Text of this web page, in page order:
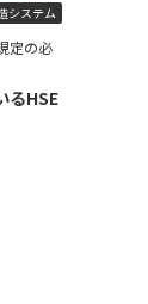
システム
定の必
るHSE